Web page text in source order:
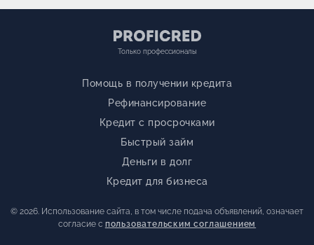
Только профессионалы
Помощь в получении кредита
Рефинансирование
Кредит с просрочками
Быстрый займ
Деньги в долг
Кредит для бизнеса
© 2026. Использование сайта, в том числе подача объявлений, означает
согласие с пользовательским соглашением